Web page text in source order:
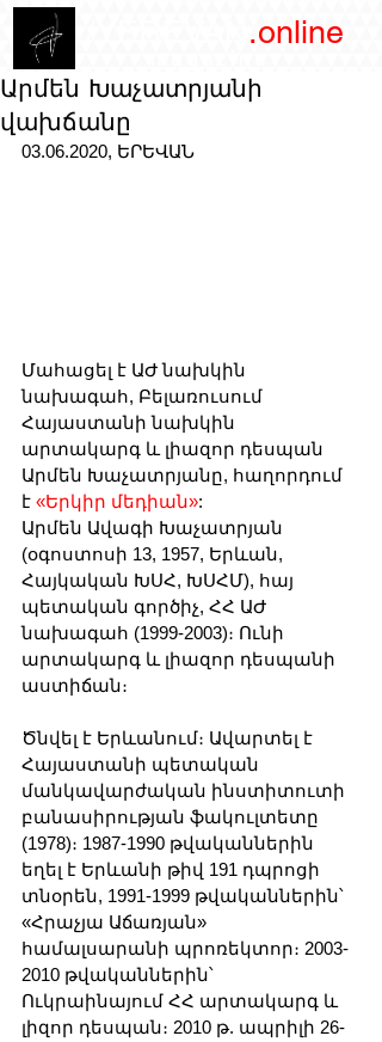
.online
Արմեն Խաչատրյանի
վախճանը
03.06.2020, ԵՐԵՎԱՆ
Մահացել է ԱԺ նախկին
նախագահ, Բելառուսում
Հայաստանի նախկին
արտակարգ և լիազոր դեսպան
Արմեն Խաչատրյանը, հաղորդում
է «Երկիր մեդիան»:
Արմեն Ավագի Խաչատրյան
(օգոստոսի 13, 1957, Երևան,
Հայկական ԽՍՀ, ԽՍՀՄ), հայ
պետական գործիչ, ՀՀ ԱԺ
նախագահ (1999-2003)։ Ունի
արտակարգ և լիազոր դեսպանի
աստիճան։
Ծնվել է Երևանում։ Ավարտել է
Հայաստանի պետական
մանկավարժական ինստիտուտի
բանասիրության ֆակուլտետը
(1978)։ 1987-1990 թվականներին
եղել է Երևանի թիվ 191 դպրոցի
տնօրեն, 1991-1999 թվականներին՝
«Հրաչյա Աճառյան»
համալսարանի պրոռեկտոր։ 2003-
2010 թվականներին՝
Ուկրաինայում ՀՀ արտակարգ և
լիզոր դեսպան։ 2010 թ. ապրիլի 26-